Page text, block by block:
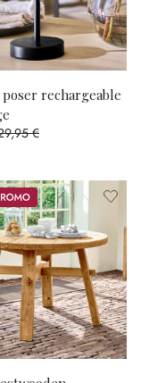
poser rechargeable
€